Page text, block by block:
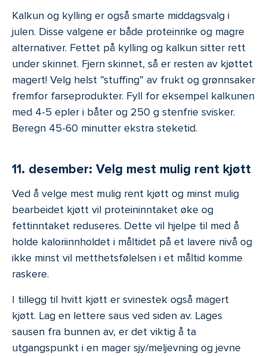
Kalkun og kylling er også smarte middagsvalg i
julen. Disse valgene er både proteinrike og magre
alternativer. Fettet på kylling og kalkun sitter rett
under skinnet. Fjern skinnet, så er resten av kjøttet
magert! Velg helst ”stuffing” av frukt og grønnsaker
fremfor farseprodukter. Fyll for eksempel kalkunen
med 4-5 epler i båter og 250 g stenfrie svisker.
Beregn 45-60 minutter ekstra steketid.
11. desember: Velg mest mulig rent kjøtt
Ved å velge mest mulig rent kjøtt og minst mulig
bearbeidet kjøtt vil proteininntaket øke og
fettinntaket reduseres. Dette vil hjelpe til med å
holde kaloriinnholdet i måltidet på et lavere nivå og
ikke minst vil metthetsfølelsen i et måltid komme
raskere.
I tillegg til hvitt kjøtt er svinestek også magert
kjøtt. Lag en lettere saus ved siden av. Lages
sausen fra bunnen av, er det viktig å ta
utgangspunkt i en mager sjy/meljevning og jevne